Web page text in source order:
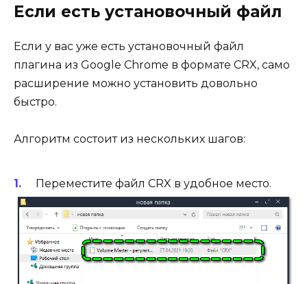
Если есть установочный файл
Если у вас уже есть установочный файл
плагина из Google Chrome в формате CRX, само
расширение можно установить довольно
быстро.
Алгоритм состоит из нескольких шагов:
Переместите файл CRX в удобное место.